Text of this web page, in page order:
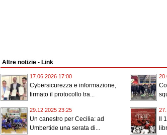
Altre notizie - Link
17.06.2026 17:00
Cybersicurezza e informazione,
firmato il protocollo tra...
29.12.2025 23:25
Un canestro per Cecilia: ad
Umbertide una serata di...
Il